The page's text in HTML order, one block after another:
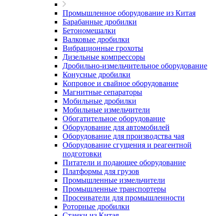
Промышленное оборудование из Китая
Барабанные дробилки
Бетономешалки
Валковые дробилки
Вибрационные грохоты
Дизельные компрессоры
Дробильно-измельчительное оборудование
Конусные дробилки
Копровое и свайное оборудование
Магнитные сепараторы
Мобильные дробилки
Мобильные измельчители
Обогатительное оборудование
Оборудование для автомобилей
Оборудование для производства чая
Оборудование сгущения и реагентной
подготовки
Питатели и подающее оборудование
Платформы для грузов
Промышленные измельчители
Промышленные транспортеры
Просеиватели для промышленности
Роторные дробилки